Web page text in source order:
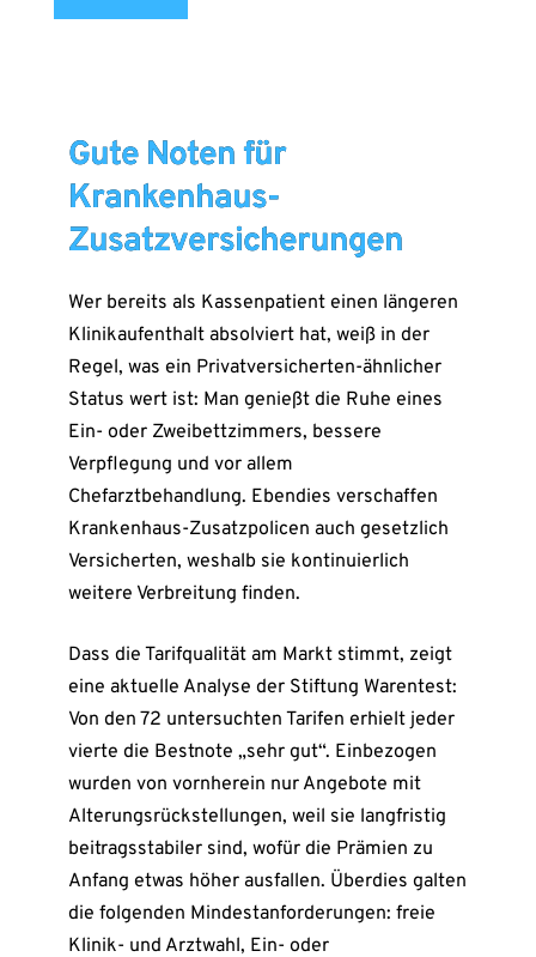
Gute Noten für
Krankenhaus-
Zusatzversicherungen
Wer bereits als Kassenpatient einen längeren
Klinikaufenthalt absolviert hat, weiß in der
Regel, was ein Privatversicherten-ähnlicher
Status wert ist: Man genießt die Ruhe eines
Ein- oder Zweibettzimmers, bessere
Verpflegung und vor allem
Chefarztbehandlung. Ebendies verschaffen
Krankenhaus-Zusatzpolicen auch gesetzlich
Versicherten, weshalb sie kontinuierlich
weitere Verbreitung finden.
Dass die Tarifqualität am Markt stimmt, zeigt
eine aktuelle Analyse der Stiftung Warentest:
Von den 72 untersuchten Tarifen erhielt jeder
vierte die Bestnote „sehr gut“. Einbezogen
wurden von vornherein nur Angebote mit
Alterungsrückstellungen, weil sie langfristig
beitragsstabiler sind, wofür die Prämien zu
Anfang etwas höher ausfallen. Überdies galten
die folgenden Mindestanforderungen: freie
Klinik- und Arztwahl, Ein- oder